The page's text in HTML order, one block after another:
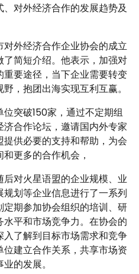
对外经济合作的发展趋势及
外经济合作企业协会的成立
简短介绍。他表示，加强对
要途径，当下企业需要转变
，抱团出海实现互利互赢。
突破150家，通过不定期组
合作论坛，邀请国内外专家
供必要的支持和帮助，为会
更多的合作机会，
对火星语盟的企业规模、业
划等企业信息进行了一系列
期参加协会组织的培训、研
平和市场竞争力。在协会的
了解到目标市场需求和竞争
建立合作关系，共享市场资
的发展。